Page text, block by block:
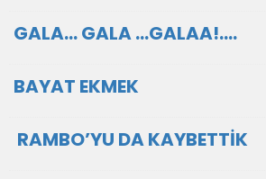
GALA… GALA …GALAA!....
BAYAT EKMEK
RAMBO’YU DA KAYBETTİK